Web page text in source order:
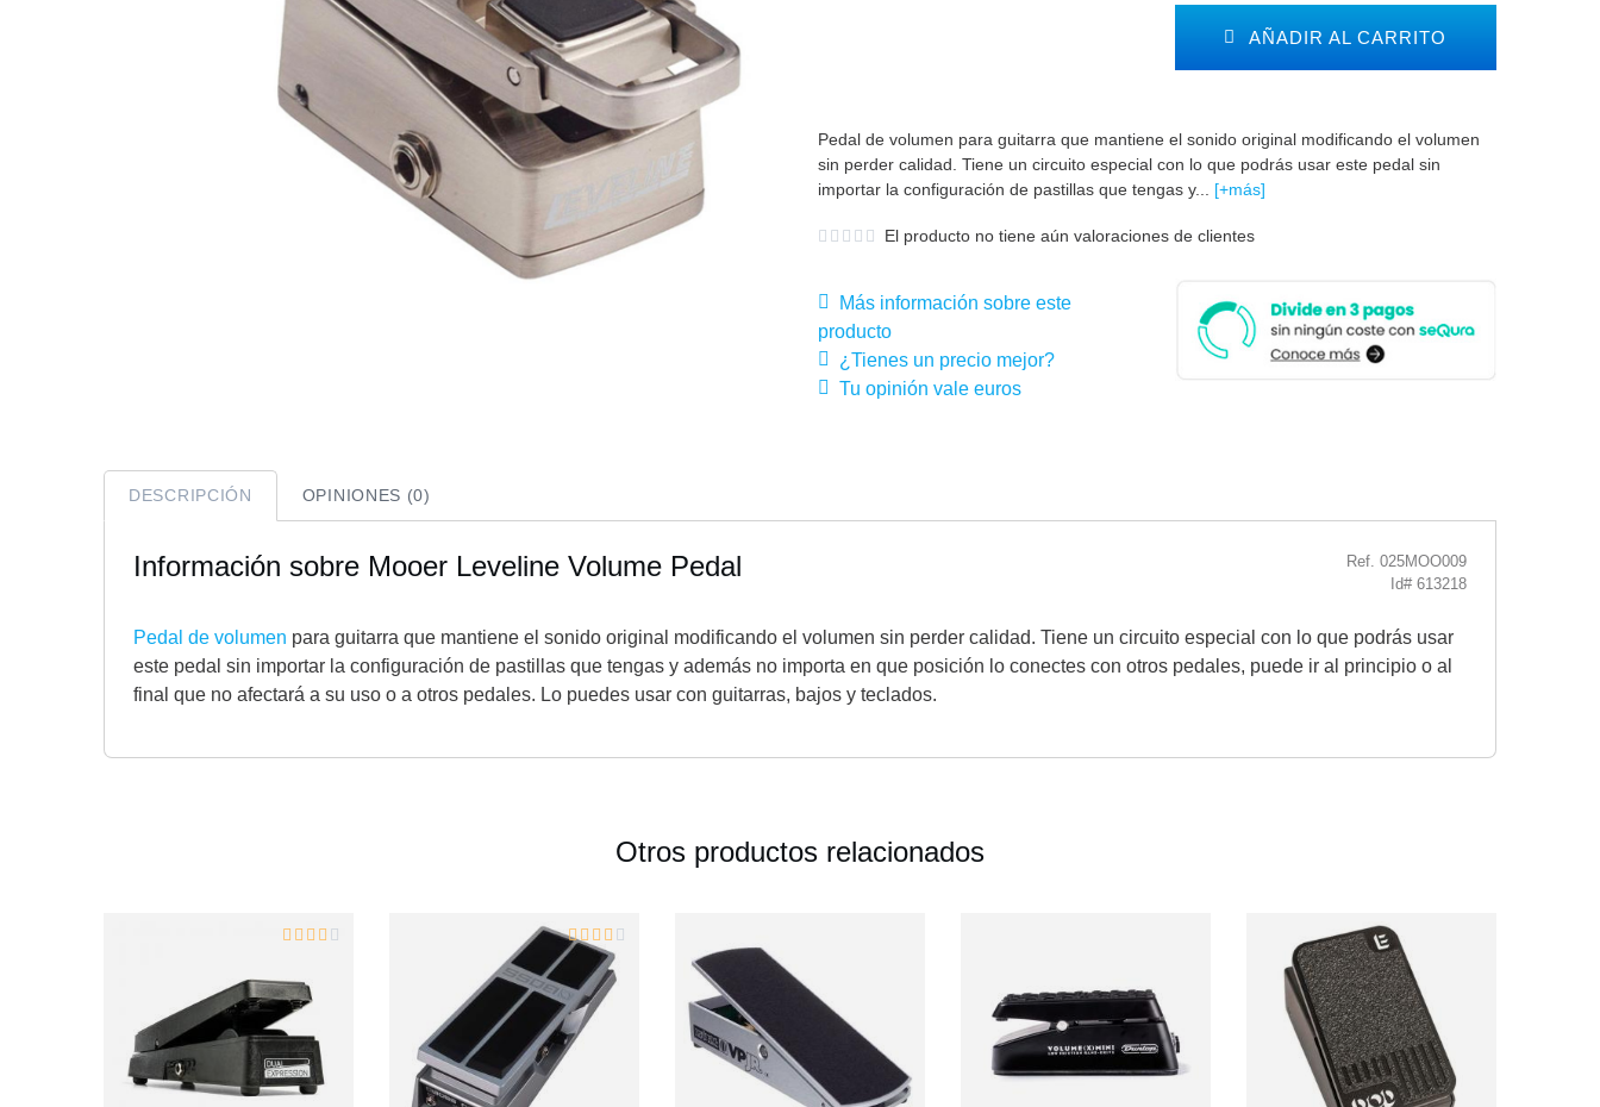
AÑADIR AL CARRITO
Pedal de volumen para guitarra que mantiene el sonido original modificando el volumen
sin perder calidad. Tiene un circuito especial con lo que podrás usar este pedal sin
importar la configuración de pastillas que tengas y... [+más]
El producto no tiene aún valoraciones de clientes
Más información sobre este
producto
¿Tienes un precio mejor?
Tu opinión vale euros
DESCRIPCIÓN OPINIONES (0)
Información sobre Mooer Leveline Volume Pedal
Ref. 025MOO009
Id# 613218
Pedal de volumen para guitarra que mantiene el sonido original modificando el volumen sin perder calidad. Tiene un circuito especial con lo que podrás usar
este pedal sin importar la configuración de pastillas que tengas y además no importa en que posición lo conectes con otros pedales, puede ir al principio o al
final que no afectará a su uso o a otros pedales. Lo puedes usar con guitarras, bajos y teclados.
Otros productos relacionados